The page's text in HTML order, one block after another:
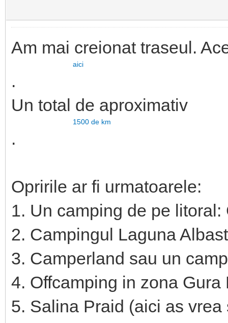
Am mai creionat traseul.
aici
.
Un total de aproximativ
1500 de km
.
Opririle ar fi urmatoarele:
1. Un camping de pe
2. Campingul Laguna
3. Camperland sau un
4. Offcamping in zona Gura
5. Salina Praid (aici as